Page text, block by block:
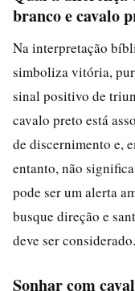
branco e cavalo
Na interpretação
simboliza vitória,
sinal positivo de
cavalo preto está
de discernimento e,
entanto, não
pode ser um alerta
busque direção e
deve ser considerado.
Sonhar com